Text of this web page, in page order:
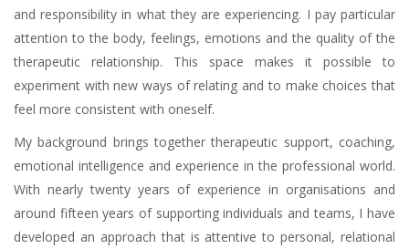
and responsibility in what they are experiencing. I pay particular
attention to the body, feelings, emotions and the quality of the
therapeutic relationship. This space makes it possible to
experiment with new ways of relating and to make choices that
feel more consistent with oneself.
My background brings together therapeutic support, coaching,
emotional intelligence and experience in the professional world.
With nearly twenty years of experience in organisations and
around fifteen years of supporting individuals and teams, I have
developed an approach that is attentive to personal, relational